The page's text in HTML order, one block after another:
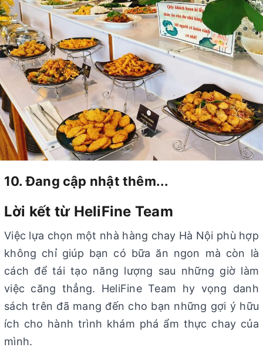
10. Đang cập nhật thêm...
Lời kết từ HeliFine Team
Việc lựa chọn một nhà hàng chay Hà Nội phù hợp
không chỉ giúp bạn có bữa ăn ngon mà còn là
cách để tái tạo năng lượng sau những giờ làm
việc căng thẳng. HeliFine Team hy vọng danh
sách trên đã mang đến cho bạn những gợi ý hữu
ích cho hành trình khám phá ẩm thực chay của
mình.